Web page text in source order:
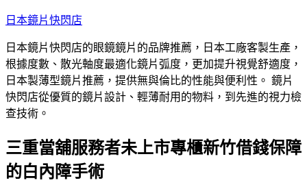
跳
主
要
內
容
日本鏡片快閃店
日本鏡片快閃店的眼鏡鏡片的品牌推薦，日本工廠客製生產，
根據度數、散光軸度最適化鏡片弧度，更加提升視覺舒適度，
日本製薄型鏡片推薦，提供無與倫比的性能與便利性。 鏡片
快閃店從優質的鏡片設計、輕薄耐用的物料，到先進的視力檢
查技術。
三重當舖服務者未上市專櫃新竹借錢保障
的白內障手術